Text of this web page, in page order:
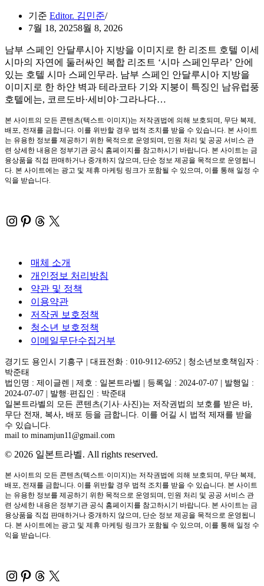
기준 Editor. 김민준
7월 18, 20258월 8, 2026
남부 스페인 안달루시아 지방을 이미지로 한 리조트 호텔 이세
시마의 자연에 둘러싸인 복합 리조트 ‘시마 스페인무라’ 안에
있는 호텔 시마 스페인무라. 남부 스페인 안달루시아 지방을
이미지로 한 하얀 벽과 테라코타 기와 지붕이 특징인 남유럽풍
호텔에는, 코르도바·세비야·그라나다…
본 사이트의 모든 콘텐츠(텍스트·이미지)는 저작권법에 의해 보호되며, 무단 복제,
배포, 전재를 금합니다. 이를 위반할 경우 법적 조치를 받을 수 있습니다. 본 사이트
는 유용한 정보를 제공하기 위한 목적으로 운영되며, 민원 처리 및 공공 서비스 관
련 상세한 내용은 정부기관 공식 홈페이지를 참고하시기 바랍니다. 본 사이트는 금
융상품을 직접 판매하거나 중개하지 않으며, 단순 정보 제공을 목적으로 운영됩니
다. 본 사이트에는 광고 및 제휴 마케팅 링크가 포함될 수 있으며, 이를 통해 일정 수
익을 받습니다.
Instagram
Pinterest
Threads
X
매체 소개
개인정보 처리방침
약관 및 정책
이용약관
저작권 보호정책
청소년 보호정책
이메일무단수집거부
경기도 용인시 기흥구 | 대표전화 : 010-9112-6952 | 청소년보호책임자 :
박준태
법인명 : 제이글렌 | 제호 : 일본트라벨 | 등록일 : 2024-07-07 | 발행일 :
2024-07-07 | 발행·편집인 : 박준태
일본트라벨의 모든 콘텐츠(기사·사진)는 저작권법의 보호를 받은 바,
무단 전재, 복사, 배포 등을 금합니다. 이를 어길 시 법적 제재를 받을
수 있습니다.
mail to minamjun11@gmail.com
© 2026 일본트라벨. All rights reserved.
본 사이트의 모든 콘텐츠(텍스트·이미지)는 저작권법에 의해 보호되며, 무단 복제,
배포, 전재를 금합니다. 이를 위반할 경우 법적 조치를 받을 수 있습니다. 본 사이트
는 유용한 정보를 제공하기 위한 목적으로 운영되며, 민원 처리 및 공공 서비스 관
련 상세한 내용은 정부기관 공식 홈페이지를 참고하시기 바랍니다. 본 사이트는 금
융상품을 직접 판매하거나 중개하지 않으며, 단순 정보 제공을 목적으로 운영됩니
다. 본 사이트에는 광고 및 제휴 마케팅 링크가 포함될 수 있으며, 이를 통해 일정 수
익을 받습니다.
Instagram
Pinterest
Threads
X